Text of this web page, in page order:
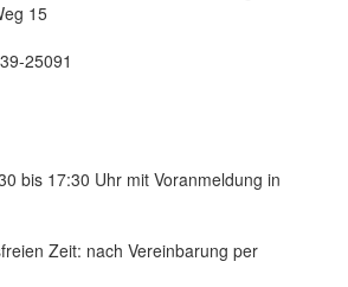
15
25091
bis 17:30 Uhr mit Voranmeldung in
Zeit: nach Vereinbarung per